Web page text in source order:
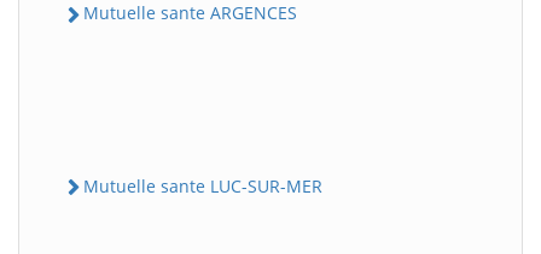
Mutuelle sante ARGENCES
Mutuelle sante LUC-SUR-MER